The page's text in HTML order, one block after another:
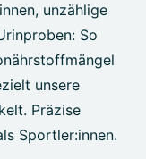
unzählige
So
unsere
Präzise
Sportler:innen.